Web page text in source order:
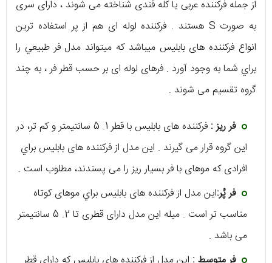
از جمله فرکننده عربی یا کله قندی شناخته می شوند ، دارای سری
به صورت S هستند . فرکننده لوله ای هم از پر استفاده ترین
انواع فرکننده های بابلیس میباشد که میتواند مدل فر طبيعي را
براي شما به وجود آورد . فرهای لوله ای بر حسب قطر فر ، به چند
گروه تقسیم می شوند .
فر ریز :
فرکننده های بابلیس با قطر 1. 5 سانتیمتر و کم تر، در
این گروه قرار می گیرند . این مدل از فرکننده های بابلیس براي
افرادی که موهای با فر بسیار ریز را می پسندند، مطلوب است .
فر پُر:این مدل از فرکننده های بابلیس براي موهای کوتاه
مناسب تر است . میله این مدل دارای قطری تا 2. 5 سانتیمتر
می باشد .